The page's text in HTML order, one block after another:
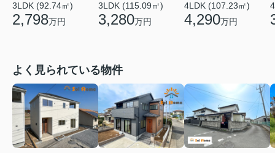
3LDK (92.74㎡)
2,798万円
3LDK (115.09㎡)
3,280万円
4LDK (107.23㎡)
4,290万円
よく見られている物件